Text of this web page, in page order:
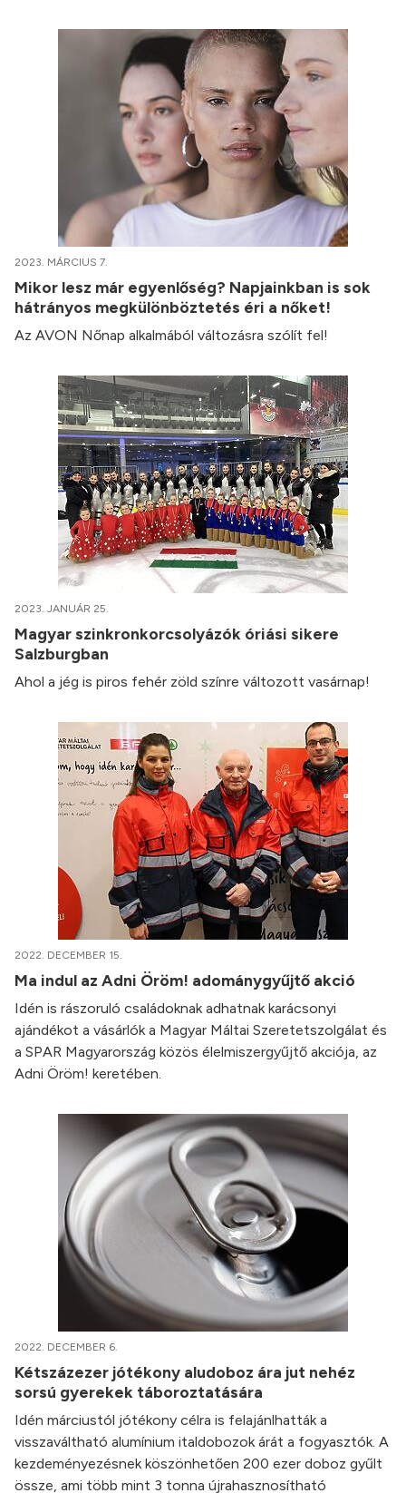
2023. MÁRCIUS 7.
Mikor lesz már egyenlőség? Napjainkban is sok
hátrányos megkülönböztetés éri a nőket!
Az AVON Nőnap alkalmából változásra szólít fel!
2023. JANUÁR 25.
Magyar szinkronkorcsolyázók óriási sikere
Salzburgban
Ahol a jég is piros fehér zöld színre változott vasárnap!
2022. DECEMBER 15.
Ma indul az Adni Öröm! adománygyűjtő akció
Idén is rászoruló családoknak adhatnak karácsonyi
ajándékot a vásárlók a Magyar Máltai Szeretetszolgálat és
a SPAR Magyarország közös élelmiszergyűjtő akciója, az
Adni Öröm! keretében.
2022. DECEMBER 6.
Kétszázezer jótékony aludoboz ára jut nehéz
sorsú gyerekek táboroztatására
Idén márciustól jótékony célra is felajánlhatták a
visszaváltható alumínium italdobozok árát a fogyasztók. A
kezdeményezésnek köszönhetően 200 ezer doboz gyűlt
össze, ami több mint 3 tonna újrahasznosítható